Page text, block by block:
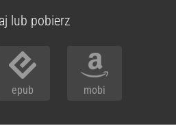
lub pobierz
epub mobi